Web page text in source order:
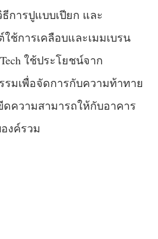
การปูแบบเปียก และ
ช้การเคลือบและเมมเบรน
ใช้ประโยชน์จาก
รมเพื่อจัดการกับความท้าทาย
ความสามารถให้กับอาคาร
งค์รวม